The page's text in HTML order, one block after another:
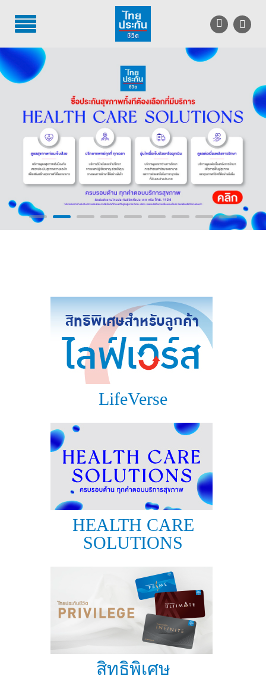
TH
บริการลูกค้า
บริการตัวแทน
รู้จักไทยประกันชีวิต
นักลงทุนสัมพันธ์
เพื่อสังคมไทย
ติดต่อไทยประกันชีวิต
แบบประกันที่เหมาะกับช่วงอายุ
เปรียบเทียบแบบประกัน
เลือกแบบประกันที่เหมาะกับคุณ
TL Learning Center
LifeVerse
HEALTH CARE
SOLUTIONS
สิทธิพิเศษ